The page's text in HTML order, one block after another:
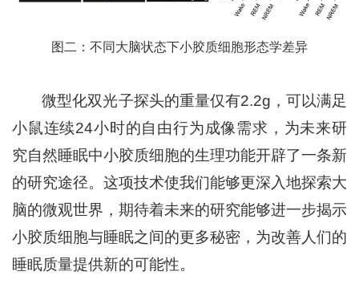
图二：不同大脑状态下小胶质细胞形态学差异
微型化双光子探头的重量仅有2.2g，可以满足
小鼠连续24小时的自由行为成像需求，为未来研
究自然睡眠中小胶质细胞的生理功能开辟了一条新
的研究途径。这项技术使我们能够更深入地探索大
脑的微观世界，期待着未来的研究能够进一步揭示
小胶质细胞与睡眠之间的更多秘密，为改善人们的
睡眠质量提供新的可能性。